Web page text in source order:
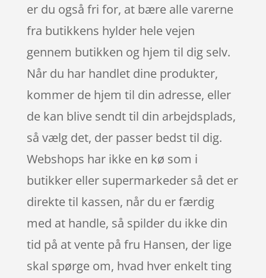
er du også fri for, at bære alle varerne
fra butikkens hylder hele vejen
gennem butikken og hjem til dig selv.
Når du har handlet dine produkter,
kommer de hjem til din adresse, eller
de kan blive sendt til din arbejdsplads,
så vælg det, der passer bedst til dig.
Webshops har ikke en kø som i
butikker eller supermarkeder så det er
direkte til kassen, når du er færdig
med at handle, så spilder du ikke din
tid på at vente på fru Hansen, der lige
skal spørge om, hvad hver enkelt ting